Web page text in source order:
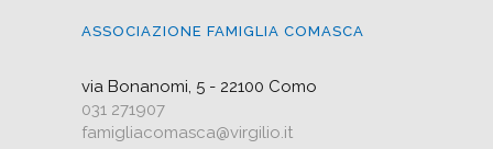
ASSOCIAZIONE FAMIGLIA COMASCA
via Bonanomi, 5 - 22100 Como
031 271907
famigliacomasca@virgilio.it